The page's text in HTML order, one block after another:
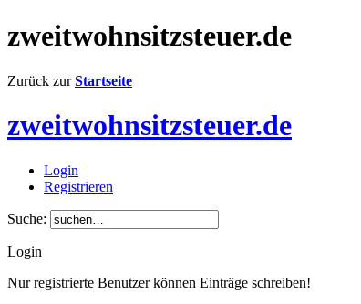
zweitwohnsitzsteuer.de
Zurück zurStartseite
zweitwohnsitzsteuer.de
Login
Registrieren
Suche:
Login
Nur registrierte Benutzer können Einträge schreiben!